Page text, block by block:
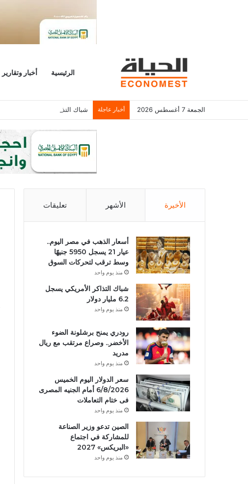
الرئيسية أخبار وتقارير
الجمعة 7 أغسطس 2026 أخبار عاجلة شباك التذاكر الأمريكي يسجل 6.2 مليار دولار
الأخيرة الأشهر تعليقات
أسعار الذهب في مصر اليوم..
عيار 21 يسجل 5950 جنيهًا
وسط ترقب لتحركات السوق
منذ يوم واحد
شباك التذاكر الأمريكي يسجل
6.2 مليار دولار
منذ يوم واحد
رودري يمنح برشلونة الضوء
الأخضر.. وصراع مرتقب مع ريال
مدريد
منذ يوم واحد
سعر الدولار اليوم الخميس
6/8/2026 أمام الجنيه المصرى
فى ختام التعاملات
منذ يوم واحد
الصين تدعو وزير الصناعة
للمشاركة في اجتماع
«البريكس» 2027
منذ يوم واحد